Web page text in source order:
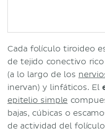
Cada folículo tiroideo
de tejido conectivo
(a lo largo de los
inervan) y linfáticos. El
epitelio simple
bajas, cúbicas o
de actividad del